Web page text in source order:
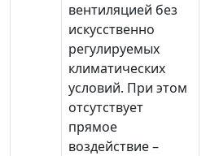
вентиляцией без
искусственно
регулируемых
климатических
условий. При этом
отсутствует
прямое
воздействие–